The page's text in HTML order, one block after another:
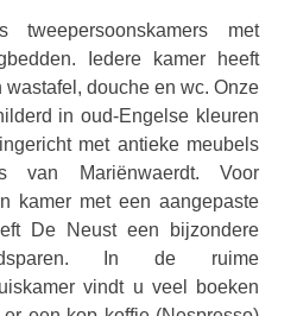
met
Iedere kamer heeft
douche en wc. Onze
in oud-Engelse kleuren
met antieke meubels
Mariënwaerdt. Voor
kamer met een aangepaste
De Neust een bijzondere
In de ruime
vindt u veel boeken